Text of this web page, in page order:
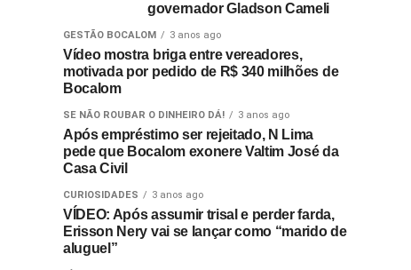
governador Gladson Cameli
GESTÃO BOCALOM 3 anos ago
Vídeo mostra briga entre vereadores,
motivada por pedido de R$ 340 milhões de
Bocalom
SE NÃO ROUBAR O DINHEIRO DÁ! 3 anos ago
Após empréstimo ser rejeitado, N Lima
pede que Bocalom exonere Valtim José da
Casa Civil
CURIOSIDADES 3 anos ago
VÍDEO: Após assumir trisal e perder farda,
Erisson Nery vai se lançar como “marido de
aluguel”